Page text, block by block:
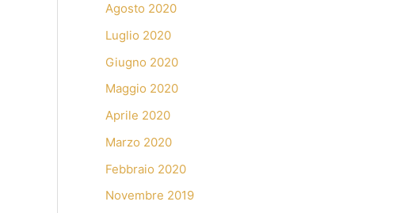
Agosto 2020
Luglio 2020
Giugno 2020
Maggio 2020
Aprile 2020
Marzo 2020
Febbraio 2020
Novembre 2019